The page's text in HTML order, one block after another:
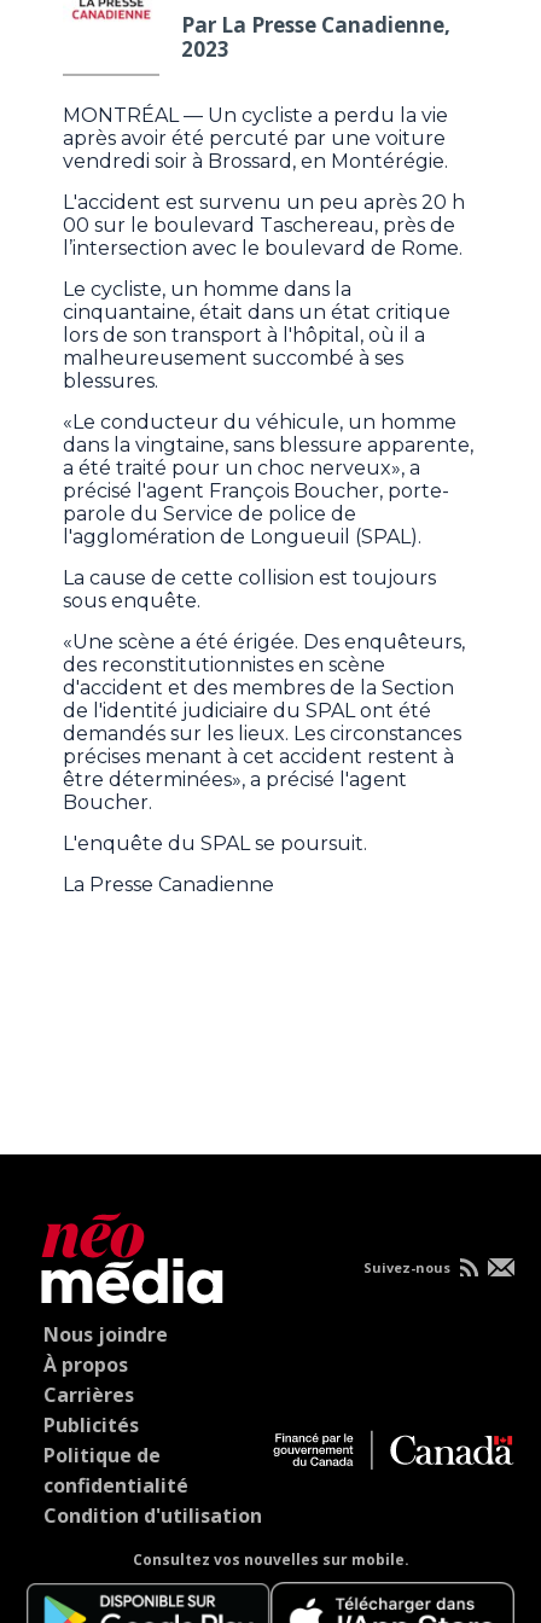
Par La Presse Canadienne,
2023
MONTRÉAL — Un cycliste a perdu la vie
après avoir été percuté par une voiture
vendredi soir à Brossard, en Montérégie.
L'accident est survenu un peu après 20 h
00 sur le boulevard Taschereau, près de
l’intersection avec le boulevard de Rome.
Le cycliste, un homme dans la
cinquantaine, était dans un état critique
lors de son transport à l'hôpital, où il a
malheureusement succombé à ses
blessures.
«Le conducteur du véhicule, un homme
dans la vingtaine, sans blessure apparente,
a été traité pour un choc nerveux», a
précisé l'agent François Boucher, porte-
parole du Service de police de
l'agglomération de Longueuil (SPAL).
La cause de cette collision est toujours
sous enquête.
«Une scène a été érigée. Des enquêteurs,
des reconstitutionnistes en scène
d'accident et des membres de la Section
de l'identité judiciaire du SPAL ont été
demandés sur les lieux. Les circonstances
précises menant à cet accident restent à
être déterminées», a précisé l'agent
Boucher.
L'enquête du SPAL se poursuit.
La Presse Canadienne
Nous joindre
À propos
Carrières
Publicités
Politique de
confidentialité
Condition d'utilisation
Consultez vos nouvelles sur mobile.
Suivez-nous